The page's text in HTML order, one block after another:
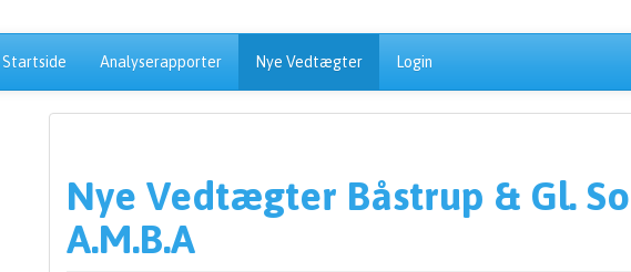
Startside Analyserapporter Nye Vedtægter Login
Nye Vedtægter Båstrup & Gl.
A.M.B.A